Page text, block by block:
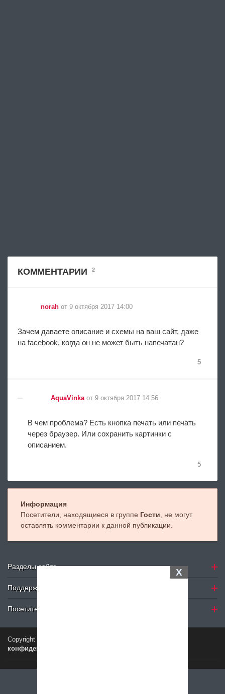
X
КОММЕНТАРИИ 2
norah от 9 октября 2017 14:00
5
Зачем даваeтe описание и схемы на ваш сайт, даже
на facebook, когда он не может быть напечатан?
AquaVinka от 9 октября 2017 14:56
5
В чем проблема? Есть кнопка печать или печать
через браузер. Или сохранить картинки с
описанием.
Информация
Посетители, находящиеся в группе Гости, не могут
оставлять комментарии к данной публикации.
Разделы сайта
Поддержка
Посетителю
Copyright © 2024
конфиденциальности